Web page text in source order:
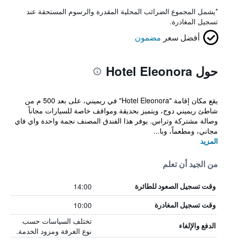
*يشمل المجموع الضرائب المحلية المقدرة والرسوم المستحقة عند
تسجيل المغادرة.
أفضل سعر مضمون
حول Hotel Eleonora
يقع مكان إقامة "Hotel Eleonora" في ريميني، على بعد 500 م من
شاطئ ريميني دوج، ويتميز بحديقة ومواقف خاصة للسيارات مجاناً
وصالة مشتركة وتراس. يوفر هذا الفندق المصنف نجمة واحدة واي فاي
مجاني، ومطعماً، وبا...
المزيد
من الجيد أن تعلم
وقت تسجيل الصعود للطائرة 14:00
وقت تسجيل المغادرة 10:00
الدفع والإلغاء
تختلف السياسات حسب
نوع الغرفة ومزود الخدمة.